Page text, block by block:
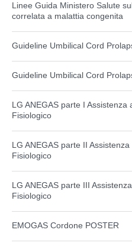
Linee Guida Ministero Salute
correlata a malattia congenita
Guideline Umbilical Cord
Guideline Umbilical Cord
LG ANEGAS parte I
Fisiologico
LG ANEGAS parte II
Fisiologico
LG ANEGAS parte III
Fisiologico
EMOGAS Cordone POSTER